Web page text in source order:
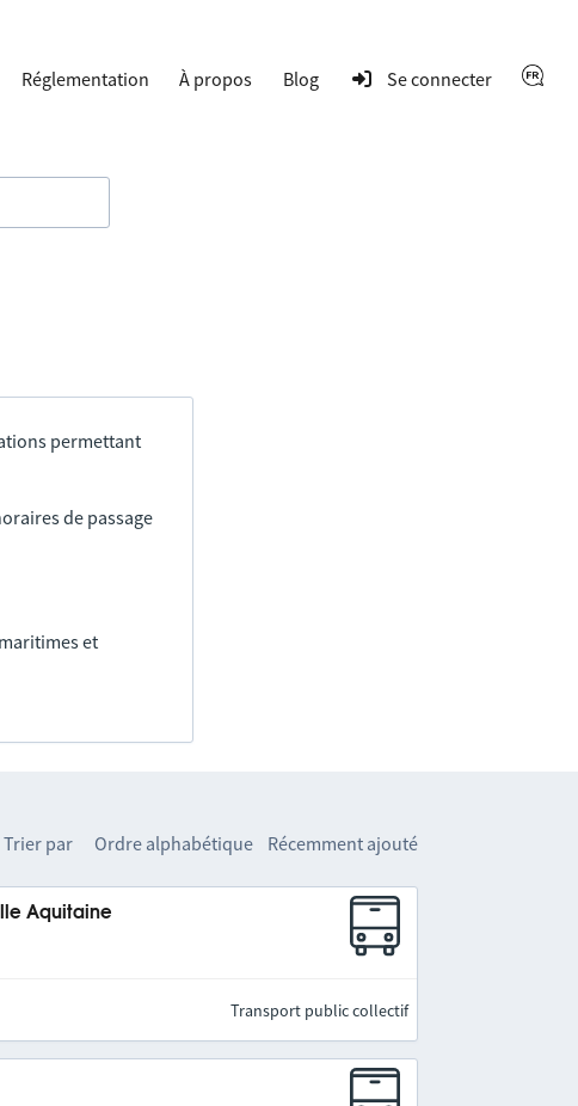
Réglementation À propos Blog Se connecter
permettant
de passage
et
Trier par Ordre alphabétique Récemment ajouté
Aquitaine
Transport public collectif